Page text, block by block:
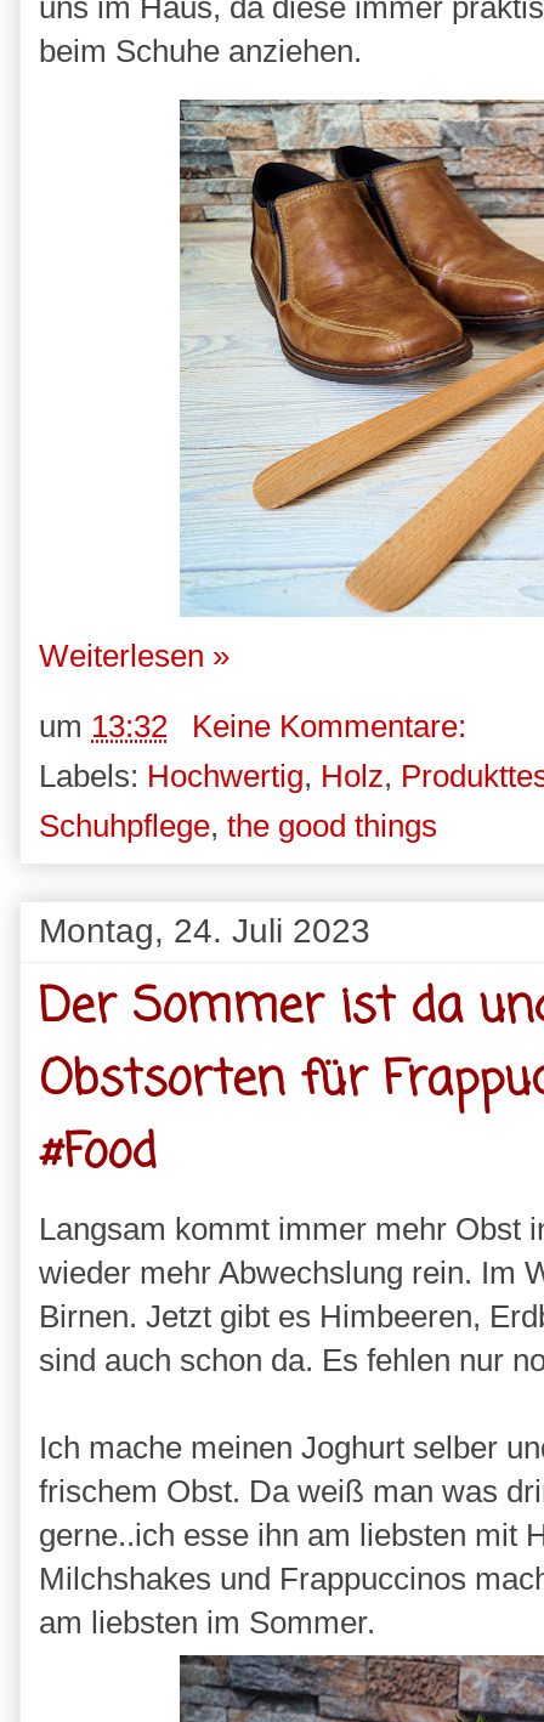
uns im Haus, da diese immer
beim Schuhe anziehen.
Weiterlesen »
um 13:32
Keine Kommentare:
Labels: Hochwertig, Holz,
Schuhpflege, the good things
Montag, 24. Juli 2023
Der Sommer ist da
Obstsorten für
#Food
Langsam kommt immer mehr Obst
wieder mehr Abwechslung rein. Im
Birnen. Jetzt gibt es Himbeeren,
sind auch schon da. Es fehlen nur
Ich mache meinen Joghurt selber
frischem Obst. Da weiß man was
gerne..ich esse ihn am liebsten mit
Milchshakes und Frappuccinos
am liebsten im Sommer.